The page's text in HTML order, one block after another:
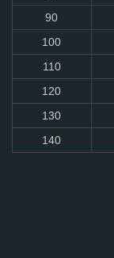
90
100
110
120
130
140